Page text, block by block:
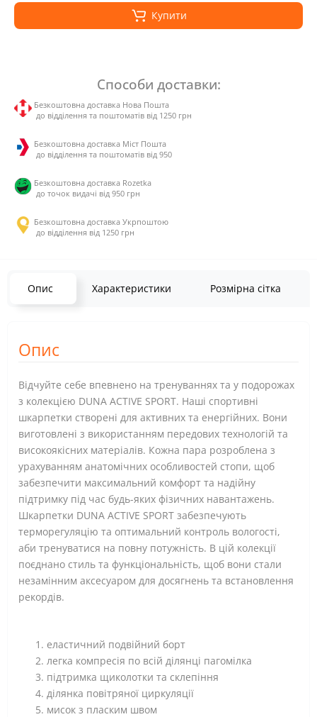
Купити
Способи доставки:
Безкоштовна доставка Нова Пошта
до відділення та поштоматів від 1250 грн
Безкоштовна доставка Міст Пошта
до відділення та поштоматів від 950
Безкоштовна доставка Rozetka
до точок видачі від 950 грн
Безкоштовна доставка Укрпоштою
до відділення від 1250 грн
Опис Характеристики Розмірна сітка
Опис
Відчуйте себе впевнено на тренуваннях та у подорожах
з колекцією DUNA ACTIVE SPORT. Наші спортивні
шкарпетки створені для активних та енергійних. Вони
виготовлені з використанням передових технологій та
високоякісних матеріалів. Кожна пара розроблена з
урахуванням анатомічних особливостей стопи, щоб
забезпечити максимальний комфорт та надійну
підтримку під час будь-яких фізичних навантажень.
Шкарпетки DUNA ACTIVE SPORT забезпечують
терморегуляцію та оптимальний контроль вологості,
аби тренуватися на повну потужність. В цій колекції
поєднано стиль та функціональність, щоб вони стали
незамінним аксесуаром для досягнень та встановлення
рекордів.
еластичний подвійний борт
легка компресія по всій ділянці пагомілка
підтримка щиколотки та склепіння
ділянка повітряної циркуляції
мисок з пласким швом